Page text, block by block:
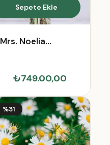
Sepete Ekle
Mrs. Noelia
₺749.00,00
%31